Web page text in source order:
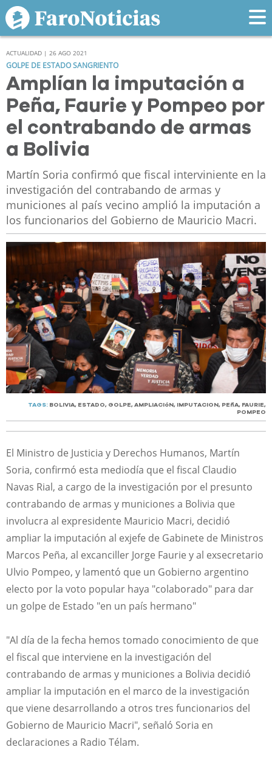
ACTUALIDAD | 26 AGO 2021
GOLPE DE ESTADO SANGRIENTO
Amplían la imputación a
Peña, Faurie y Pompeo por
el contrabando de armas
a Bolivia
Martín Soria confirmó que fiscal interviniente en la
investigación del contrabando de armas y
municiones al país vecino amplió la imputación a
los funcionarios del Gobierno de Mauricio Macri.
TAGS: BOLIVIA, ESTADO, GOLPE, AMPLIACIóN, IMPUTACION, PEñA, FAURIE,
POMPEO
El Ministro de Justicia y Derechos Humanos, Martín
Soria, confirmó esta mediodía que el fiscal Claudio
Navas Rial, a cargo de la investigación por el presunto
contrabando de armas y municiones a Bolivia que
involucra al expresidente Mauricio Macri, decidió
ampliar la imputación al exjefe de Gabinete de Ministros
Marcos Peña, al excanciller Jorge Faurie y al exsecretario
Ulvio Pompeo, y lamentó que un Gobierno argentino
electo por la voto popular haya "colaborado" para dar
un golpe de Estado "en un país hermano"
"Al día de la fecha hemos tomado conocimiento de que
el fiscal que interviene en la investigación del
contrabando de armas y municiones a Bolivia decidió
ampliar la imputación en el marco de la investigación
que viene desarrollando a otros tres funcionarios del
Gobierno de Mauricio Macri", señaló Soria en
declaraciones a Radio Télam.